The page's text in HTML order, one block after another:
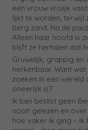
een vrouw vrolijk
lijkt te worden, terwijl
berg zand. Na de
Alleen haar hoofd is
blijft ze herhalen dat
Gruwelijk, grappig
herkenbaar. Want
zoeken in een
oneerlijk is?
Ik ben beslist geen
nooit gelezen en
hoe vaker ik ging – ik